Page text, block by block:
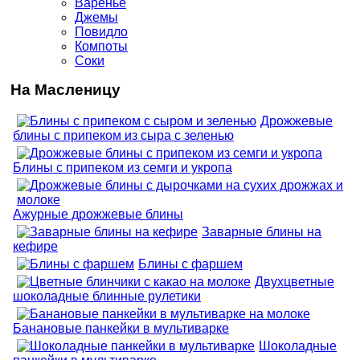
Варенье
Джемы
Повидло
Компоты
Соки
На Масленицу
Дрожжевые
блины с припеком из сыра с зеленью
Блины с припеком из семги и укропа
Ажурные дрожжевые блины
Заварные блины на
кефире
Блины с фаршем
Двухцветные
шоколадные блинные рулетики
Банановые панкейки в мультиварке
Шоколадные